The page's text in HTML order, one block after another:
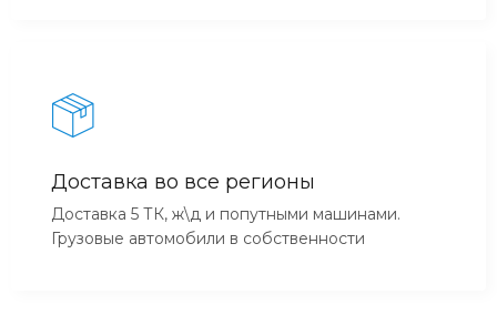
Доставка во все регионы
Доставка 5 ТК, ж\д и попутными машинами.
Грузовые автомобили в собственности